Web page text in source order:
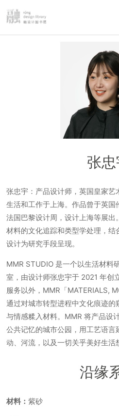
张
张忠宇：产品设计师，英国皇家
生活和工作于上海。作品曾于英国
法国巴黎设计周，设计上海等展出
材料的文化追踪和类型学处理，
设计为研究手段呈现。
MMR STUDIO 是一个以生活材料
室，由设计师张忠宇于 2021 年创
服务以外，MMR「MATERIALS,
通过对城市转型进程中文化痕迹
与情感糅入材料。MMR 将产品设
公共记忆的城市公园，用工艺语
动、河流，以及一切关乎美好生活
沿缘
材料：紫砂